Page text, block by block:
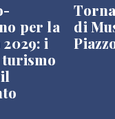
per la
i
di